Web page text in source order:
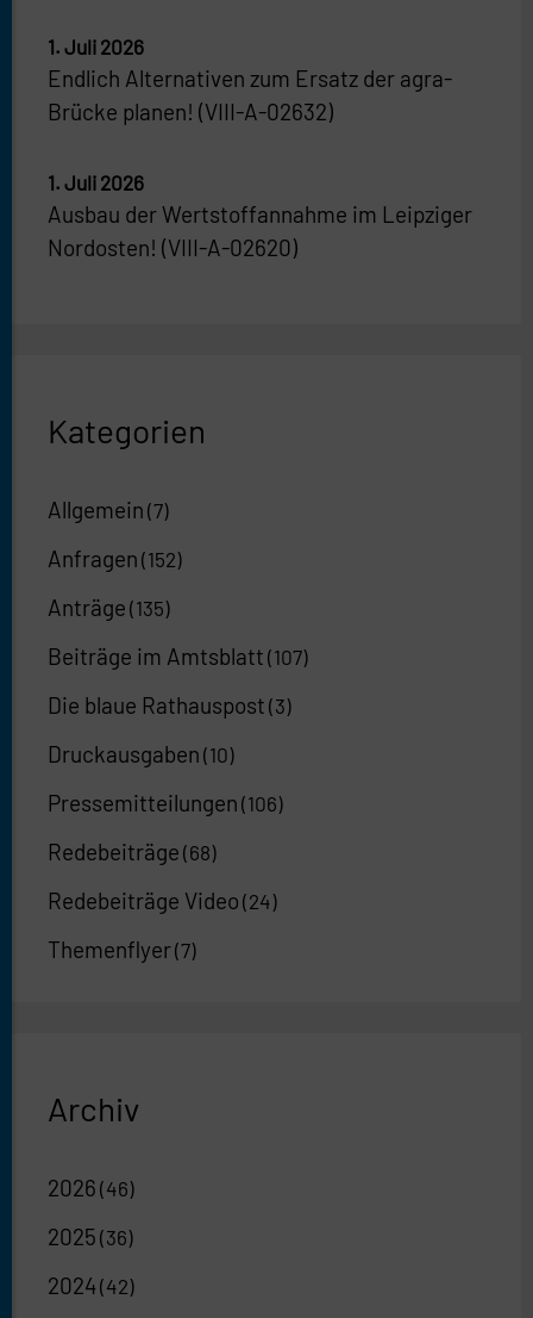
Endlich Alternativen zum Ersatz der agra-
Brücke planen! (VIII-A-02632)
1. Juli 2026
Ausbau der Wertstoffannahme im Leipziger
Nordosten! (VIII-A-02620)
1. Juli 2026
Kategorien
Allgemein (7)
Anfragen (152)
Anträge (135)
Beiträge im Amtsblatt (107)
Die blaue Rathauspost (3)
Druckausgaben (10)
Pressemitteilungen (106)
Redebeiträge (68)
Redebeiträge Video (24)
Themenflyer(7)
Archiv
2026 (46)
2025 (36)
2024 (42)